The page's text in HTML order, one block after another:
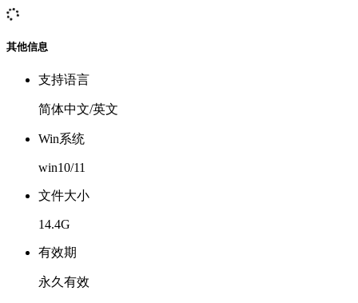
其他信息
支持语言
简体中文/英文
Win系统
win10/11
文件大小
14.4G
有效期
永久有效